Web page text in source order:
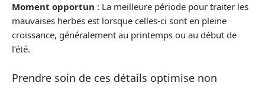
Moment opportun : La meilleure période pour traiter les
mauvaises herbes est lorsque celles-ci sont en pleine
croissance, généralement au printemps ou au début de
l’été.
Prendre soin de ces détails optimise non